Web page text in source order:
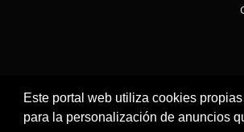
Este portal web utiliza cookies
para la personalización de anuncios